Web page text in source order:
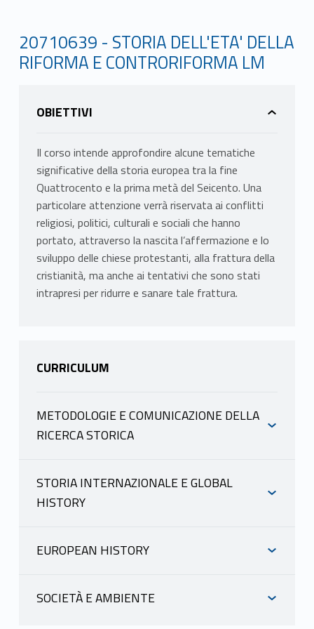
20710639 - STORIA DELL'ETA' DELLA
RIFORMA E CONTRORIFORMA LM
OBIETTIVI
Il corso intende approfondire alcune tematiche
significative della storia europea tra la fine
Quattrocento e la prima metà del Seicento. Una
particolare attenzione verrà riservata ai conflitti
religiosi, politici, culturali e sociali che hanno
portato, attraverso la nascita l’affermazione e lo
sviluppo delle chiese protestanti, alla frattura della
cristianità, ma anche ai tentativi che sono stati
intrapresi per ridurre e sanare tale frattura.
CURRICULUM
METODOLOGIE E COMUNICAZIONE DELLA
RICERCA STORICA
VANNI ANDREA
PROGRAMMA
STORIA INTERNAZIONALE E GLOBAL
HISTORY
scheda docente
EUROPEAN HISTORY
SOCIETÀ E AMBIENTE